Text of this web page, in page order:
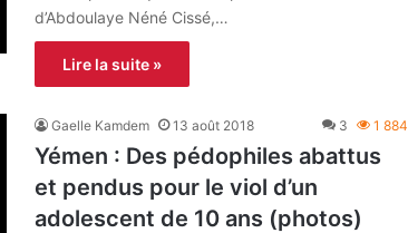
d’Abdoulaye Néné Cissé,…
Lire la suite »
Gaelle Kamdem 13 août 2018 3 1 884
Yémen : Des pédophiles abattus
et pendus pour le viol d’un
adolescent de 10 ans (photos)